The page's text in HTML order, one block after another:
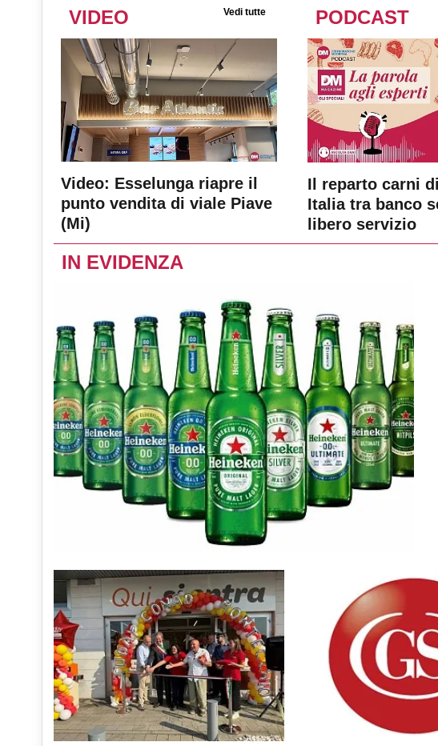
VIDEO Vedi tutte
Video: Esselunga riapre il
punto vendita di viale Piave
(Mi)
PODCAST
Il reparto carni
Italia tra banco
libero servizio
IN EVIDENZA